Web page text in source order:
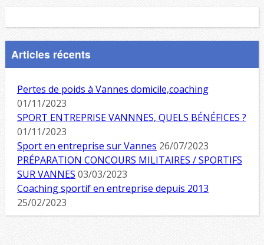
Articles récents
Pertes de poids à Vannes domicile,coaching
01/11/2023
SPORT ENTREPRISE VANNNES, QUELS BÉNÉFICES ?
01/11/2023
Sport en entreprise sur Vannes 26/07/2023
PRÉPARATION CONCOURS MILITAIRES / SPORTIFS
SUR VANNES 03/03/2023
Coaching sportif en entreprise depuis 2013
25/02/2023